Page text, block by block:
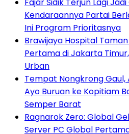
Kendaraannya Partai
Ini Program Prioritasnya
Brawijaya Hospital
Pertama di Jakarta
Urban
Tempat Nongkrong Gaul,
Ayo Buruan ke Kopitiam
Semper Barat
Ragnarok Zero: Global
Server PC Global